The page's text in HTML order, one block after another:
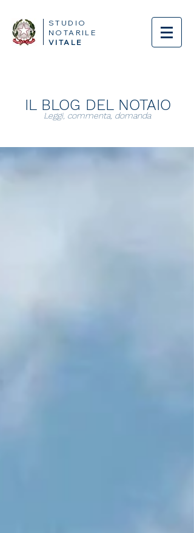
STUDIO
NOTARILE
VITALE
IL BLOG DEL NOTAIO
Leggi, commenta, domanda